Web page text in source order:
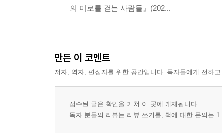
의 미로를 걷는 사람들』(202...
만든 이 코멘트
저자, 역자, 편집자를 위한 공간입니다. 독자들에게 전하
접수된 글은 확인을 거쳐 이 곳에 게재됩니다.
독자 분들의 리뷰는 리뷰 쓰기를, 책에 대한 문의는